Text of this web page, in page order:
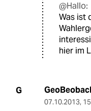
@Hallo:
Was ist
hier im
G
07.10.2013,